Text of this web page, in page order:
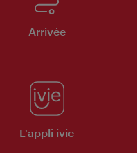
Arrivée
L'appli ivie